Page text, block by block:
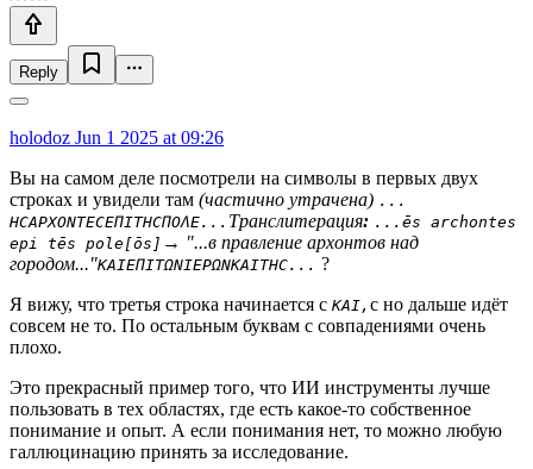
Reply
holodoz Jun 1 2025 at 09:26
Вы на самом деле посмотрели на символы в первых двух
строках и увидели там (частично утрачена) ...
ΗCΑΡΧΟΝΤΕCΕΠΙΤΗCΠΟΛΕ... Транслитерация: ...ēs archontes
epi tēs pole[ōs] → "...в правление архонтов над
городом..."ΚΑΙΕΠΙΤΩΝΙΕΡΩΝΚΑΙΤΗC... ?
Я вижу, что третья строка начинается с ΚΑΙ, с но дальше идёт
совсем не то. По остальным буквам с совпадениями очень
плохо.
Это прекрасный пример того, что ИИ инструменты лучше
пользовать в тех областях, где есть какое-то собственное
понимание и опыт. А если понимания нет, то можно любую
галлюцинацию принять за исследование.